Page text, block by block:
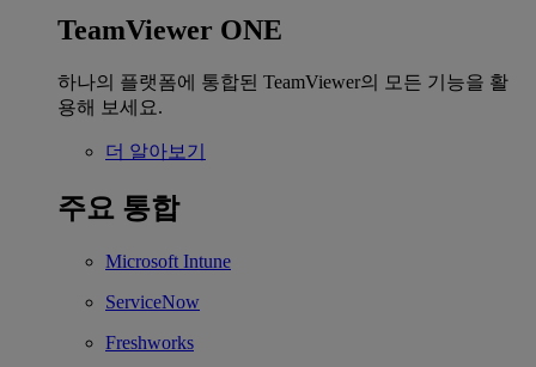
TeamViewer ONE
하나의 플랫폼에 통합된 TeamViewer의 모든 기능을 활
용해 보세요.
더 알아보기
주요 통합
Microsoft Intune
ServiceNow
Freshworks